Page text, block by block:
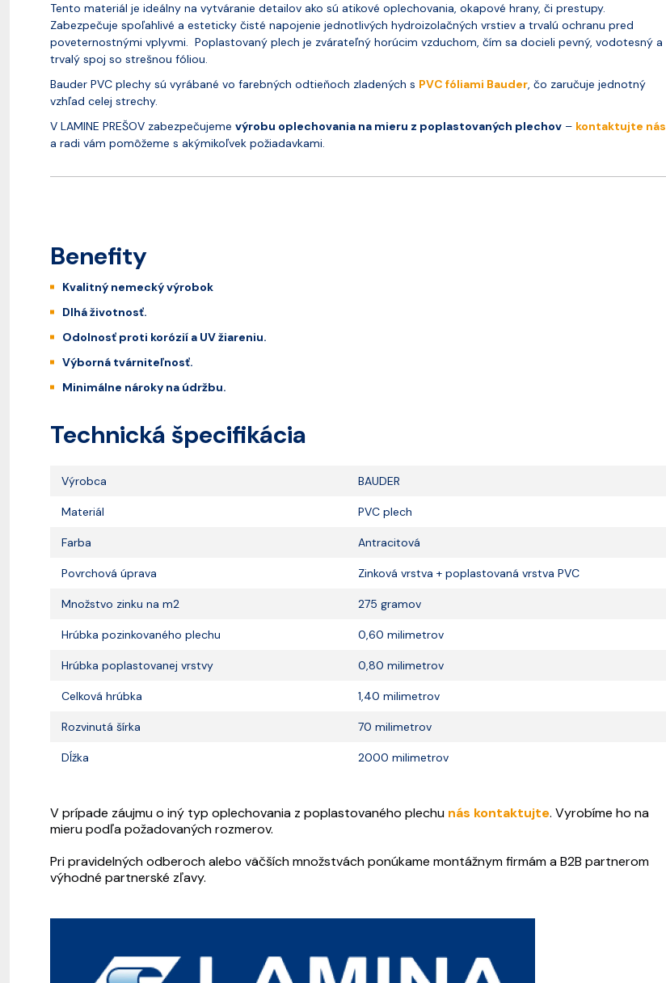
Tento materiál je ideálny na vytváranie detailov ako sú atikové oplechovania, okapové hrany, či prestupy.
Zabezpečuje spoľahlivé a esteticky čisté napojenie jednotlivých hydroizolačných vrstiev a trvalú ochranu pred
poveternostnými vplyvmi. Poplastovaný plech je zvárateľný horúcim vzduchom, čím sa docieli pevný, vodotesný a
trvalý spoj so strešnou fóliou.
Bauder PVC plechy sú vyrábané vo farebných odtieňoch zladených s PVC fóliami Bauder, čo zaručuje jednotný
vzhľad celej strechy.
V LAMINE PREŠOV zabezpečujeme výrobu oplechovania na mieru z poplastovaných plechov – kontaktujte nás
a radi vám pomôžeme s akýmikoľvek požiadavkami.
Benefity
Kvalitný nemecký výrobok
Dlhá životnosť.
Odolnosť proti korózií a UV žiareniu.
Výborná tvárniteľnosť.
Minimálne nároky na údržbu.
Technická špecifikácia
Výrobca BAUDER
Materiál PVC plech
Farba Antracitová
Povrchová úprava Zinková vrstva + poplastovaná vrstva PVC
Množstvo zinku na m2 275 gramov
Hrúbka pozinkovaného plechu 0,60 milimetrov
Hrúbka poplastovanej vrstvy 0,80 milimetrov
Celková hrúbka 1,40 milimetrov
Rozvinutá šírka 70 milimetrov
Dĺžka 2000 milimetrov
V prípade záujmu o iný typ oplechovania z poplastovaného plechu nás kontaktujte. Vyrobíme ho na
mieru podľa požadovaných rozmerov.
Pri pravidelných odberoch alebo väčších množstvách ponúkame montážnym firmám a B2B partnerom
výhodné partnerské zľavy.